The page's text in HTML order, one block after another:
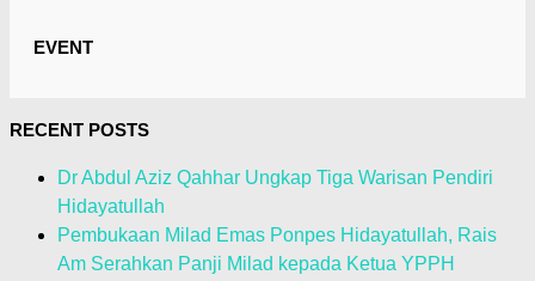
EVENT
RECENT POSTS
Dr Abdul Aziz Qahhar Ungkap Tiga Warisan Pendiri
Hidayatullah
Pembukaan Milad Emas Ponpes Hidayatullah, Rais
Am Serahkan Panji Milad kepada Ketua YPPH